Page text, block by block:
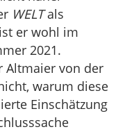
WELTals
er wohl im
2021.
Altmaier von der
warum diese
Einschätzung